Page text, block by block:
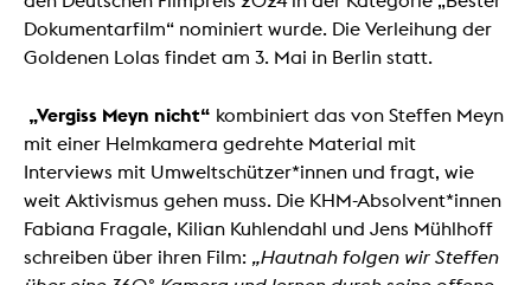
Dokumentarfilm“ nominiert wurde. Die Verleihung der
Goldenen Lolas findet am 3. Mai in Berlin statt.
„Vergiss Meyn nicht“ kombiniert das von Steffen Meyn
mit einer Helmkamera gedrehte Material mit
Interviews mit Umweltschützer*innen und fragt, wie
weit Aktivismus gehen muss. Die KHM-Absolvent*innen
Fabiana Fragale, Kilian Kuhlendahl und Jens Mühlhoff
schreiben über ihren Film: „Hautnah folgen wir Steffen